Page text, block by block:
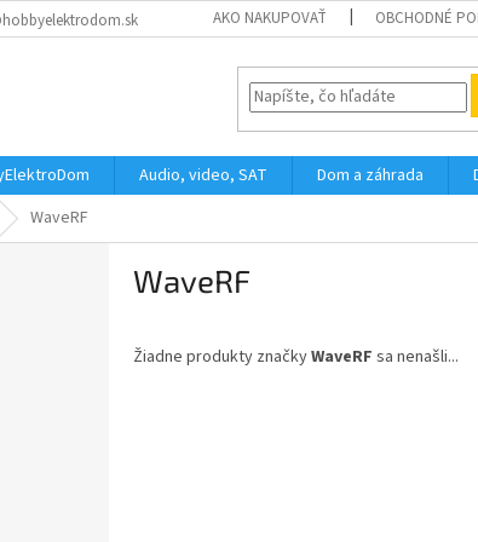
AKO NAKUPOVAŤ OBCHODNÉ
Audio, video, SAT Dom a záhrada
WaveRF
WaveRF
Žiadne produkty značkyWaveRF sa nenašli...